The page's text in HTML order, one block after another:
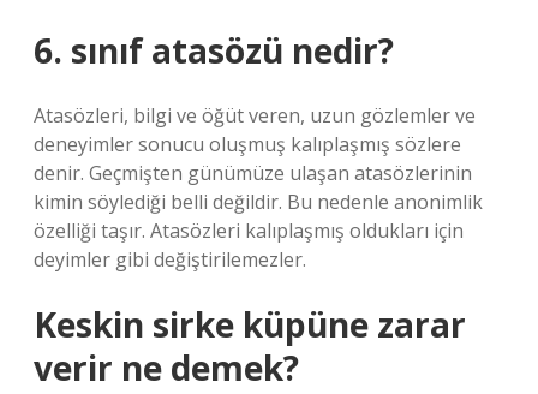
6. sınıf atasözü nedir?
Atasözleri, bilgi ve öğüt veren, uzun gözlemler ve
deneyimler sonucu oluşmuş kalıplaşmış sözlere
denir. Geçmişten günümüze ulaşan atasözlerinin
kimin söylediği belli değildir. Bu nedenle anonimlik
özelliği taşır. Atasözleri kalıplaşmış oldukları için
deyimler gibi değiştirilemezler.
Keskin sirke küpüne zarar
verir ne demek?